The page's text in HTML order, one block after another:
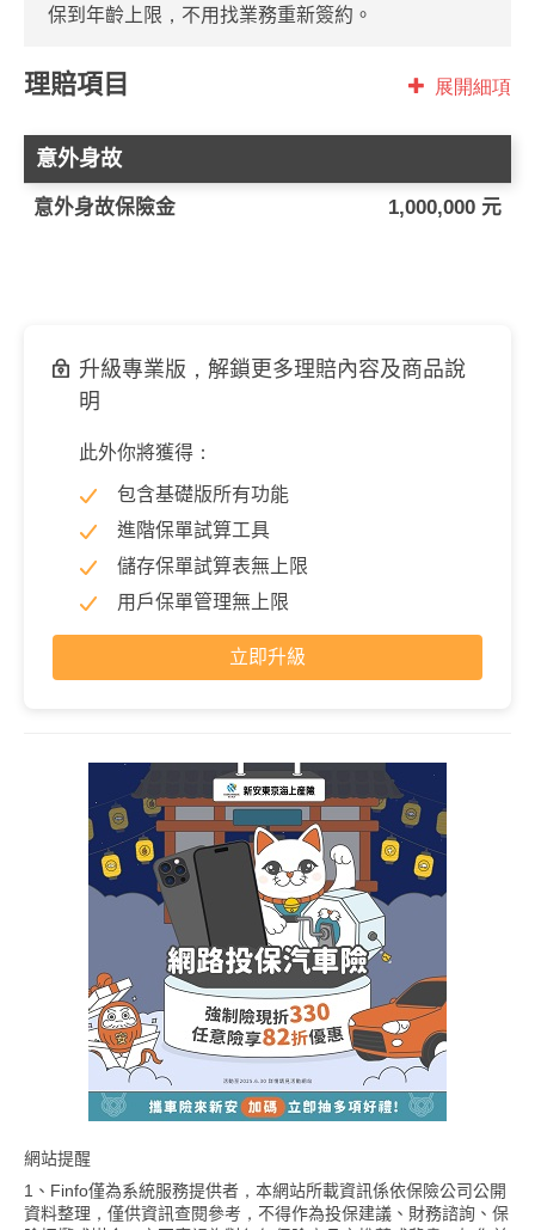
保到年齡上限，不用找業務重新簽約。
理賠項目 展開細項
意外身故
意外身故保險金 1,000,000 元
升級專業版，解鎖更多理賠內容及商品說
明
此外你將獲得：
包含基礎版所有功能
進階保單試算工具
儲存保單試算表無上限
用戶保單管理無上限
立即升級
網站提醒
1、Finfo僅為系統服務提供者，本網站所載資訊係依保險公司公開
資料整理，僅供資訊查閱參考，不得作為投保建議、財務諮詢、保